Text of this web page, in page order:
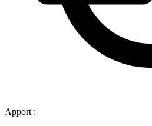
Apport :